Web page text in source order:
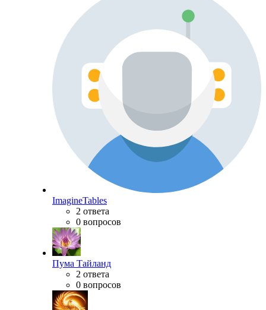
ImagineTables
2 ответа
0 вопросов
Пума Тайланд
2 ответа
0 вопросов